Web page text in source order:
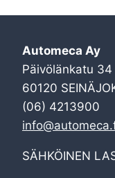
Automeca Ay
Päivölänkatu 34
60120
(06) 4213900
SÄHKÖINEN